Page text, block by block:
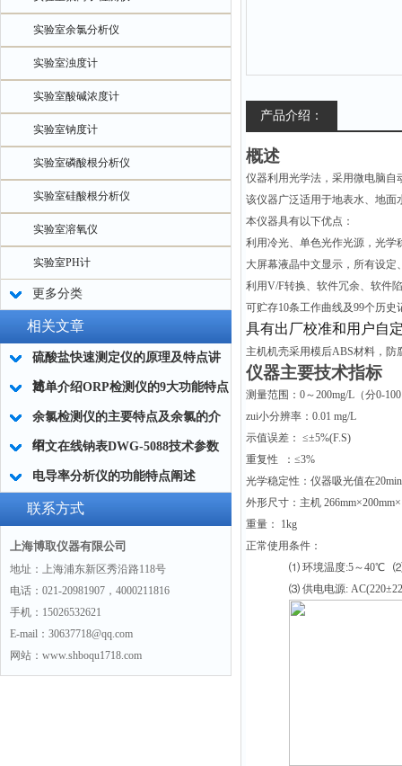
实验室余氯分析仪
实验室浊度计
实验室酸碱浓度计
实验室钠度计
实验室磷酸根分析仪
实验室硅酸根分析仪
实验室溶氧仪
实验室PH计
更多分类
相关文章
硫酸盐快速测定仪的原理及特点讲
述
简单介绍ORP检测仪的9大功能特点
余氯检测仪的主要特点及余氯的介
绍
中文在线钠表DWG-5088技术参数
电导率分析仪的功能特点阐述
联系方式
上海博取仪器有限公司
地址：上海浦东新区秀沿路118号
电话：021-20981907，4000211816
手机：15026532621
E-mail：30637718@qq.com
网站：www.shboqu1718.com
产品介绍：
概述
仪器利用光学法，采用微电脑自
该仪器广泛适用于地表水、地面
本仪器具有以下优点：
利用冷光、单色光作光源，光学
大屏幕液晶中文显示，所有设
利用V/F转换、软件冗余、软件
可贮存10条工作曲线及99个历史
具有出厂校准和用户自
主机机壳采用模后ABS材料，防
仪器主要技术指标
测量范围： 0～200mg/L （分0-100
zui小分辨率： 0.01 mg/L
示值误差： ≤±5%(F.S)
重复性
：≤3%
光学稳定性：仪器吸光值在20min
外形尺寸：主机
重量：
1kg
正常使用条件：
⑴ 环境温度:5～40℃ ⑵
⑶ 供电电源: